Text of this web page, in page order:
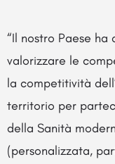
“Il nostro Paese
valorizzare le
la competitività
territorio per
della Sanità
(personalizzata,